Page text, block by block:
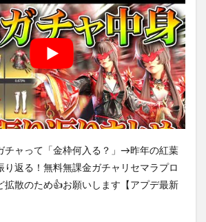
チャって「金枠何入る？」→昨年の紅葉
り返る！無料無課金ガチャリセマラプロ
拡散のため👍お願いします【アプデ最新